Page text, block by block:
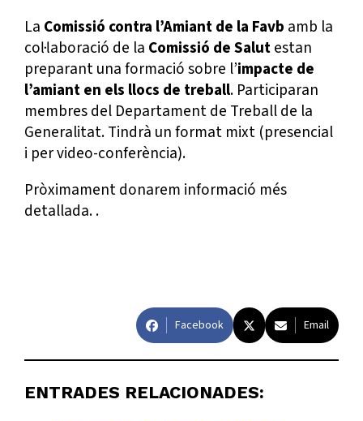
La Comissió contra l’Amiant de la Favb amb la
col·laboració de la Comissió de Salutestan
preparant una formació sobre l’impacte de
l’amiant en els llocs de treball. Participaran
membres del Departament de Treball de la
Generalitat. Tindrà un format mixt (presencial
i per video-conferència).
Pròximament donarem informació més
detallada. .
Facebook Email
ENTRADES RELACIONADES: